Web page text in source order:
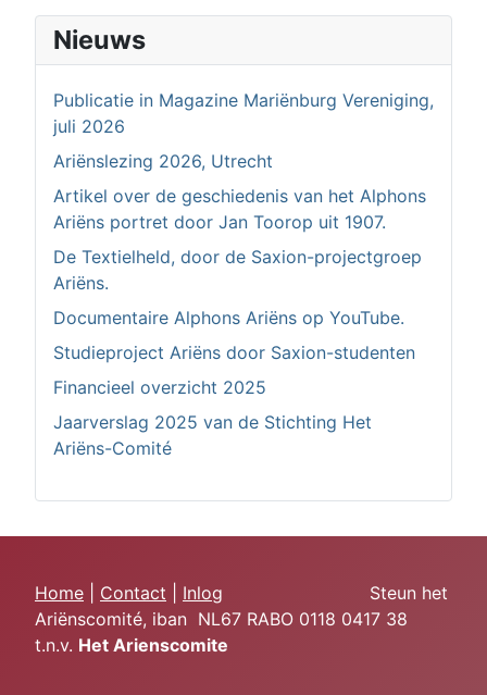
Nieuws
Publicatie in Magazine Mariënburg Vereniging,
juli 2026
Ariënslezing 2026, Utrecht
Artikel over de geschiedenis van het Alphons
Ariëns portret door Jan Toorop uit 1907.
De Textielheld, door de Saxion-projectgroep
Ariëns.
Documentaire Alphons Ariëns op YouTube.
Studieproject Ariëns door Saxion-studenten
Financieel overzicht 2025
Jaarverslag 2025 van de Stichting Het
Ariëns-Comité
Home Contact Inlog Steun het
Ariënscomité, iban NL67 RABO 0118 0417 38
t.n.v. Het Arienscomite